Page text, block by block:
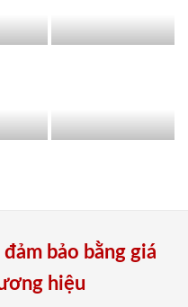
bảo bằng giá
hiệu